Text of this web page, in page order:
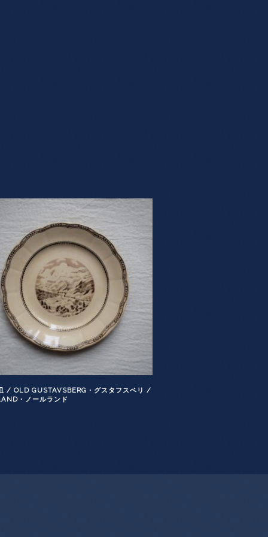
/ OLD GUSTAVSBERG・グスタフスベリ /
・ノールランド